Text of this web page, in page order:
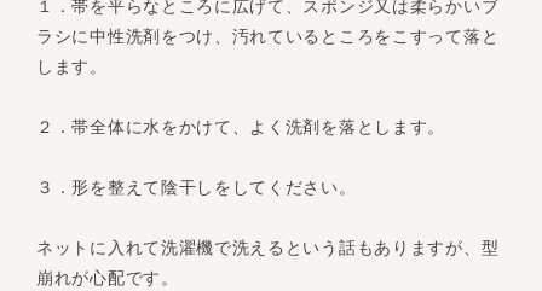
１．帯を平らなところに広げて、スポンジ又は柔らかいブ
ラシに中性洗剤をつけ、汚れているところをこすって落と
します。
２．帯全体に水をかけて、よく洗剤を落とします。
３．形を整えて陰干しをしてください。
ネットに入れて洗濯機で洗えるという話もありますが、型
崩れが心配です。